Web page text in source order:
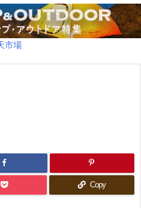

検索
市場
Copy